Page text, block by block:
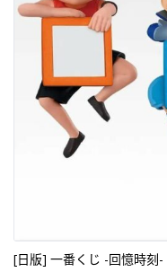
[日版] 一番くじ -回憶時刻